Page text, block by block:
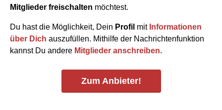
Mitglieder freischalten möchtest.
Du hast die Möglichkeit, Dein Profil mit Informationen
über Dich auszufüllen. Mithilfe der Nachrichtenfunktion
kannst Du andere Mitglieder anschreiben.
Zum Anbieter!